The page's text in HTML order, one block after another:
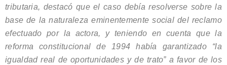
tributaria, destacó que el caso debía resolverse sobre la
base de la naturaleza eminentemente social del reclamo
efectuado por la actora, y teniendo en cuenta que la
reforma constitucional de 1994 había garantizado “la
igualdad real de oportunidades y de trato” a favor de los